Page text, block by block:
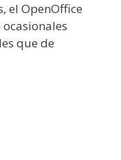
el OpenOffice
que de